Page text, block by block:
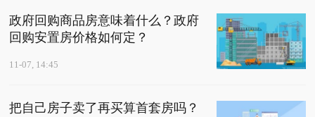
政府回购商品房意味着什么？政府
回购安置房价格如何定？
11-07, 14:45
把自己房子卖了再买算首套房吗？